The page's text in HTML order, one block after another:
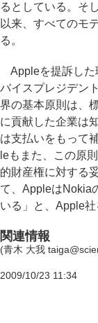
るとしている。そ
以来、すべてのモ
る。
Appleを提訴した
バイスプレジデン
界の基本原則は、
に貢献した企業は
は支払いをもって
leもまた、この原
的財産権に対する
て、AppleはNokia
いる」と、Apple社
関連情報
(青木 大我
2009/10/23 11:34